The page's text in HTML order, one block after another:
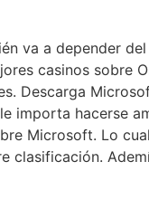
va a depender
casinos sobre
Descarga
importa hacerse
Microsoft. Lo